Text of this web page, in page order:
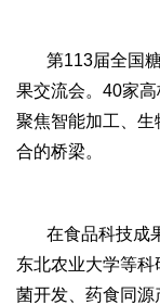
第113届全国
果交流会。40家
聚焦智能加工、
合的桥梁。
在食品科技成
东北农业大学等
菌开发、药食同